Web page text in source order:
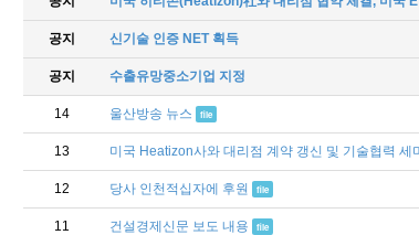
공지 신기술 인증 NET 획득
공지 수출유망중소기업 지정
14 울산방송 뉴스 file
13 미국 Heatizon사와 대리점 계약 갱신 및 기술협력 세
12 당사 인천적십자에 후원 file
11 건설경제신문 보도 내용 file